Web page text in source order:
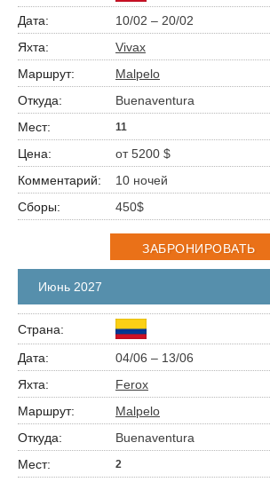
10/02 – 20/02
Vivax
Malpelo
Buenaventura
11
от 5200 $
10 ночей
450$
ЗАБРОНИРОВАТЬ
Июнь 2027
04/06 – 13/06
Ferox
Malpelo
Buenaventura
2